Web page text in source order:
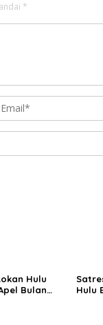
*
Hulu
Bulan
Hulu